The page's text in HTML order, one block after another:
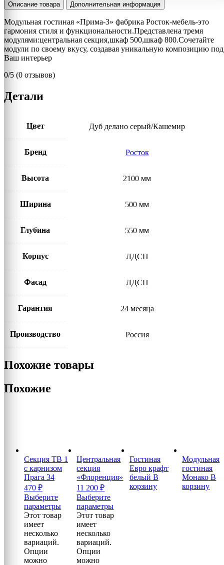
Описание товара Дополнительная информация
Модульная гостиная «Прима-3» фабрика Росток-мебель-это
гармония стиля и функциональности.Представлена тремя
модулями:центральная секция,шкаф 500,шкаф 800.Сочетайте
модули по своему вкусу, создавая уникальную композицию под
Ваш интерьер
0/5 (0 отзывов)
Детали
Цвет Дуб делано серый/Кашемир
Бренд Росток
Высота 2100 мм
Ширина 500 мм
Глубина 550 мм
Корпус ЛДСП
Фасад ЛДСП
Гарантия 24 месяца
Производство Россия
Похожие товары
Похожие
Секция ТВ 1
с карнизом
Прага 34
470 ₽
Выберите
параметры
Этот товар
имеет
несколько
вариаций.
Опции
можно
Центральная
секция
«Флоренция»
11 200₽
Выберите
параметры
Этот товар
имеет
несколько
вариаций.
Опции
можно
Гостиная
Евро крафт
белый В
корзину
Модульная
гостиная
Монако В
корзину